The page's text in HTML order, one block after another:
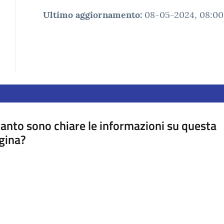
Ultimo aggiornamento: 08-05-2024, 08:00
sono chiare le informazioni su questa